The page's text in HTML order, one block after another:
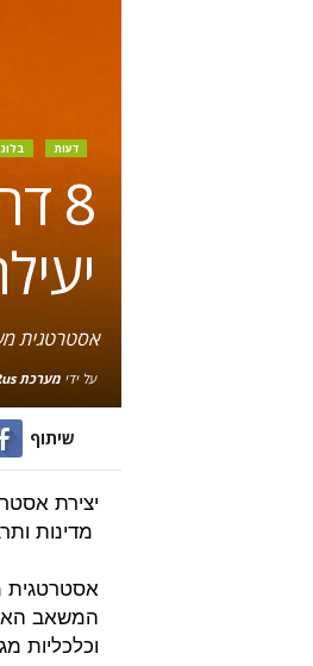
דעות
8
אסטרטגית
על ידימערכת HRus
שיתוף
יצירת
מדינות
אסטרטגית
המשאב
וכלכליות